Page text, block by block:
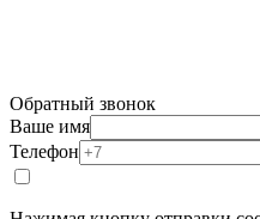
Обратный звонок
Ваше имя
Телефон